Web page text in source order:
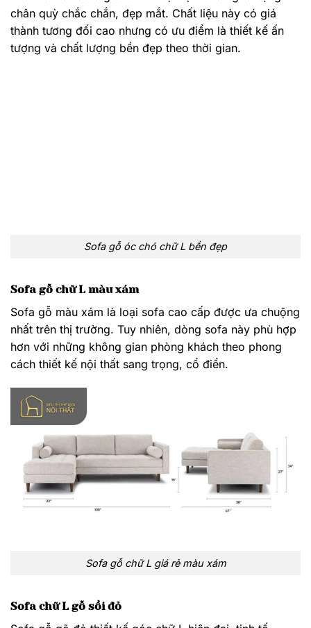
Sofa gỗ màu xám là loại sofa cao cấp được ưa chuộng
nhất trên thị trường. Tuy nhiên, dòng sofa này phù hợp
hơn với những không gian phòng khách theo phong
Sofa chữ L gỗ sồi đỏ
Sofa gỗ gõ đỏ thiết kế góc chữ L hiện đại, tinh tế.
Những chiếc ghế sofa làm từ chất liệu này trên thị
trường được ưa chuộng bởi những đường cong tinh tế
chúng tạo nên sự quý tộc thể hiện sự quyền thế của gia
chủ.
Mẫu sofa gỗ chữ L đẹp làm từ sòi đỏ